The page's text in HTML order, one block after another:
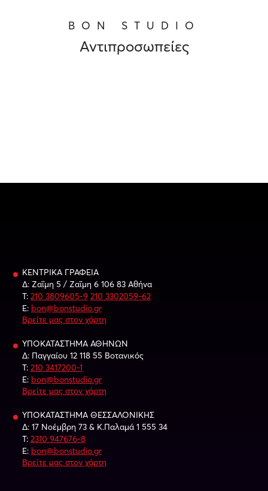
BON STUDIO
Αντιπροσωπείες
ΚΕΝΤΡΙΚΑ ΓΡΑΦΕΙΑ
Δ: Ζαΐμη 5 / Ζαΐμη 6 106 83 Αθήνα
Τ: 210 3809605-9 210 3302059-62
E: bon@bonstudio.gr
Βρείτε μας στον χάρτη
ΥΠΟΚΑΤΑΣΤΗΜΑ ΑΘΗΝΩΝ
Δ: Παγγαίου 12 118 55 Βοτανικός
Τ: 210 3417200-1
E: bon@bonstudio.gr
Βρείτε μας στον χάρτη
ΥΠΟΚΑΤΑΣΤΗΜΑ ΘΕΣΣΑΛΟΝΙΚΗΣ
Δ: 17 Νοέμβρη 73 & Κ.Παλαμά 1 555 34
Τ: 2310 947676-8
E: bon@bonstudio.gr
Βρείτε μας στον χάρτη